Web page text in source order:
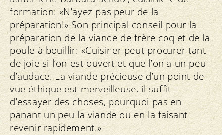
formation: «N’ayez pas peur de la
préparation!» Son principal conseil pour la
préparation de la viande de frère coq et de la
poule à bouillir: «Cuisiner peut procurer tant
de joie si l’on est ouvert et que l’on a un peu
d’audace. La viande précieuse d’un point de
vue éthique est merveilleuse, il suffit
d’essayer des choses, pourquoi pas en
panant un peu la viande ou en la faisant
revenir rapidement.»